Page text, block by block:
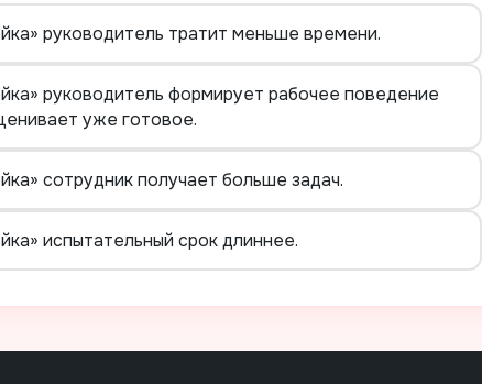
руководитель тратит меньше времени.
руководитель формирует рабочее поведение
уже готовое.
сотрудник получает больше задач.
испытательный срок длиннее.